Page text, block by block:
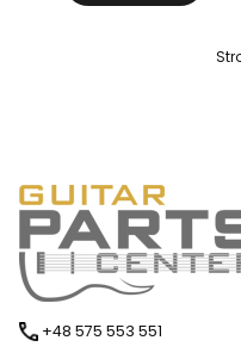
+48 575 553 551